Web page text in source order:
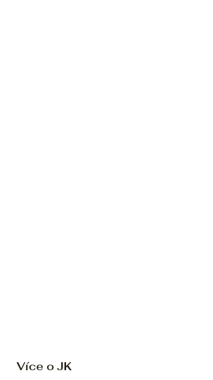
Více o JK